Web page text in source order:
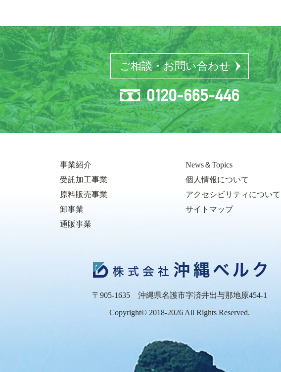
ご相談・お問い合わせ
事業紹介
受託加工事業
原料販売事業
卸事業
通販事業
News＆Topics
個人情報について
アクセシビリティについて
サイトマップ
〒905-1635 沖縄県名護市字済井出与那地原454-1
Copyright© 2018-2026 All Rights Reserved.